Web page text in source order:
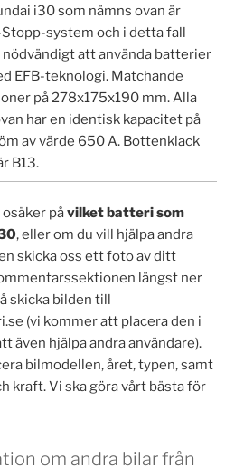
i30 som nämns ovan är
system och i detta fall
att använda batterier
EFB-teknologi. Matchande
på 278x175x190 mm. Alla
har en identisk kapacitet på
av värde 650 A. Bottenklack
B13.
påvilket batteri som
, eller om du vill hjälpa andra
skicka oss ett foto av ditt
längst ner
skicka bilden till
(vi kommer att placera den i
även hjälpa andra användare).
bilmodellen, året, typen, samt
kraft. Vi ska göra vårt bästa för
om andra bilar från